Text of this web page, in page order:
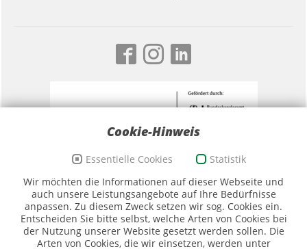
(Quelle: BKAmt)
Cookie-Hinweis
Essentielle Cookies
Statistik
Wir möchten die Informationen auf dieser Webseite und
auch unsere Leistungsangebote auf Ihre Bedürfnisse
anpassen. Zu diesem Zweck setzen wir sog. Cookies ein.
Entscheiden Sie bitte selbst, welche Arten von Cookies bei
der Nutzung unserer Website gesetzt werden sollen. Die
Arten von Cookies, die wir einsetzen, werden unter